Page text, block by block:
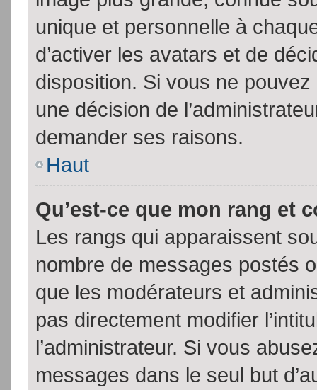
unique et personnelle à
d’activer les avatars et de
disposition. Si vous ne pouvez
une décision de
demander ses raisons.
Haut
Qu’est-ce que mon rang et
Les rangs qui apparaissent
nombre de messages postés
que les modérateurs et
pas directement modifier
l’administrateur. Si vous
messages dans le seul but